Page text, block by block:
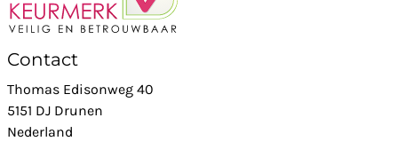
Contact
Thomas Edisonweg 40
5151 DJ Drunen
Nederland